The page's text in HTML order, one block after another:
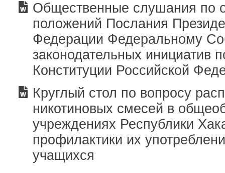
Общественные слушания по
положений Послания
Федерации Федеральному
законодательных инициатив
Конституции Российской
Круглый стол по вопросу
никотиновых смесей в
учреждениях Республики
профилактики их
учащихся